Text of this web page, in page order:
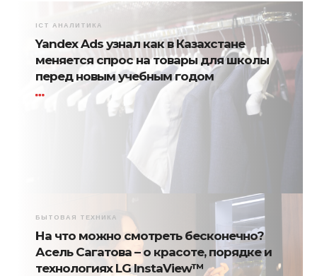
ICT АНАЛИТИКА
Yandex Ads узнал как в Казахстане
меняется спрос на товары для школы
перед новым учебным годом
БЫТОВАЯ ТЕХНИКА
На что можно смотреть бесконечно?
Асель Сагатова – о красоте, порядке и
технологиях LG InstaView™